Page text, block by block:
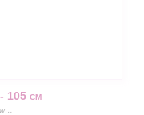
105 cm